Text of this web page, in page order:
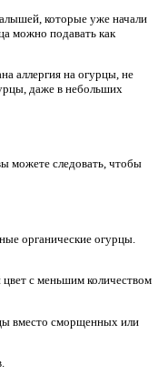
которые уже начали
можно подавать как
аллергия на огурцы, не
даже в небольших
можете следовать, чтобы
органические огурцы.
с меньшим количеством
вместо сморщенных или